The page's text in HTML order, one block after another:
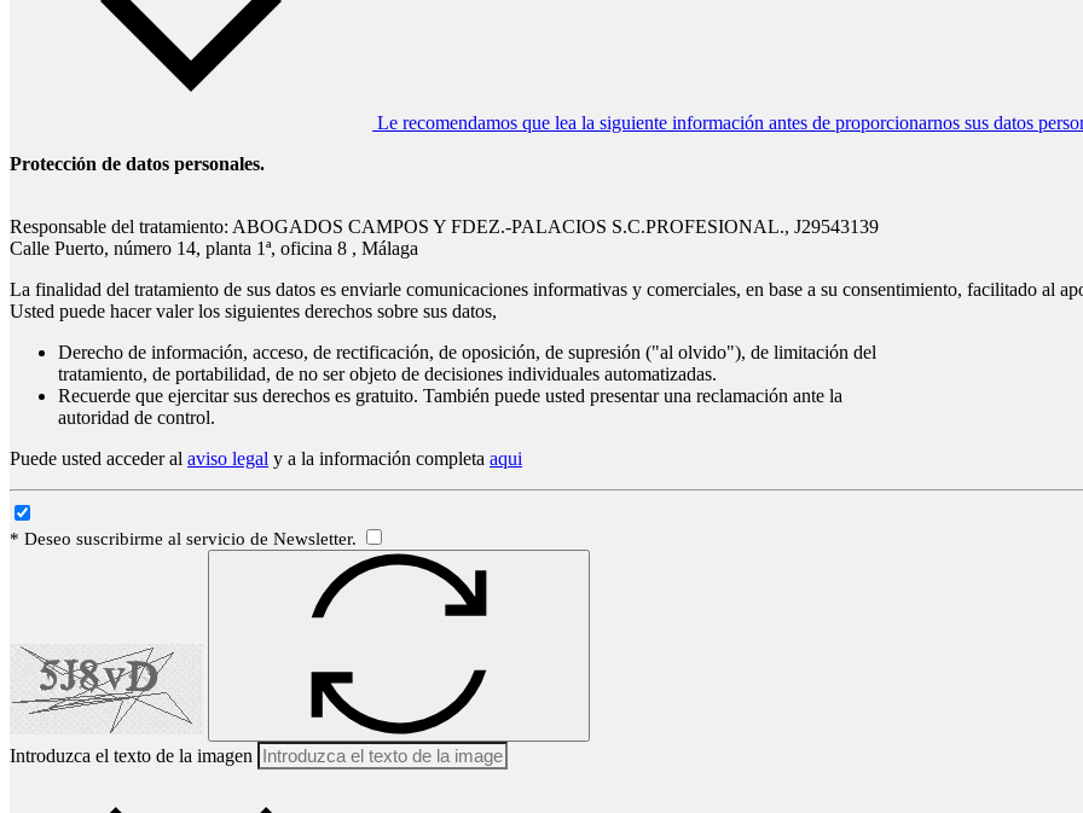
Le recomendamos que lea la siguiente información antes de proporcionarnos sus datos
Protección de datos personales.
Responsable del tratamiento: ABOGADOS CAMPOS Y FDEZ.-PALACIOS S.C.PROFESIONAL., J29543139
Calle Puerto, número 14, planta 1ª, oficina 8 , Málaga
La finalidad del tratamiento de sus datos es enviarle comunicaciones informativas y comerciales, en base a su consentimiento, facilitado al
Usted puede hacer valer los siguientes derechos sobre sus datos,
Derecho de información, acceso, de rectificación, de oposición, de supresión ("al olvido"), de limitación del
tratamiento, de portabilidad, de no ser objeto de decisiones individuales automatizadas.
Recuerde que ejercitar sus derechos es gratuito. También puede usted presentar una reclamación ante la
autoridad de control.
Puede usted acceder al aviso legal y a la información completa aqui
* Deseo suscribirme al servicio de Newsletter.
Introduzca el texto de la imagen